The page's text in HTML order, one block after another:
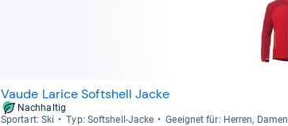
Vaude Larice Softshell Jacke
Nachhaltig
Sport­art: Ski
Typ: Softs­hell-​Jacke
Geeig­net für: Her­ren, Damen